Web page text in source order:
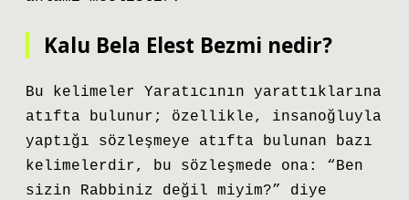
Kalu Bela Elest Bezmi nedir?
Bu kelimeler Yaratıcının yarattıklarına
atıfta bulunur; özellikle, insanoğluyla
yaptığı sözleşmeye atıfta bulunan bazı
kelimelerdir, bu sözleşmede ona: “Ben
sizin Rabbiniz değil miyim?” diye